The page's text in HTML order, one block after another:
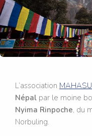
L’association
Népal par le moine
Nyima Rinpoche, du
Norbuling.